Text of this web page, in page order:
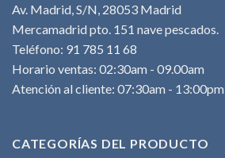
Av. Madrid, S/N, 28053 Madrid
Mercamadrid pto. 151 nave pescados.
Teléfono: 91 785 11 68
Horario ventas: 02:30am - 09.00am
Atención al cliente: 07:30am - 13:00pm
CATEGORÍAS DEL PRODUCTO